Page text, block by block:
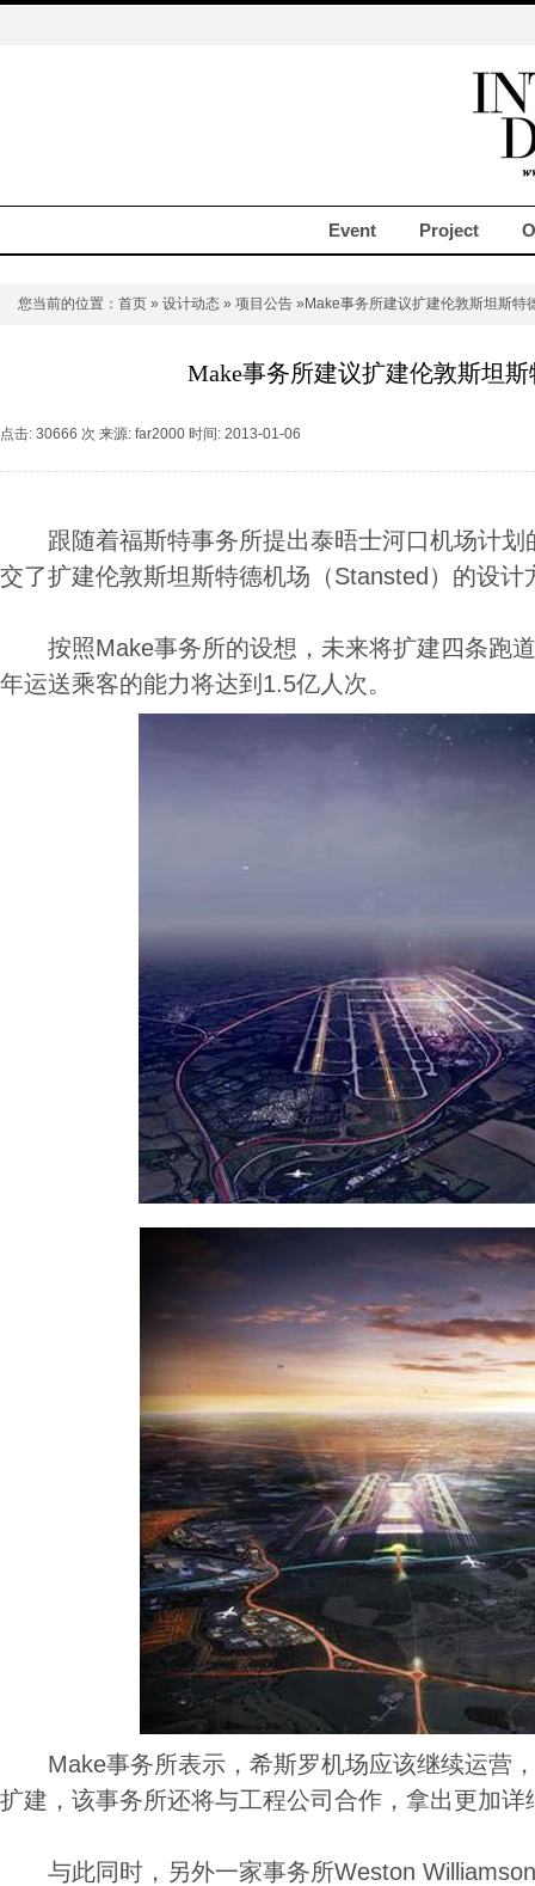
Event Project
您当前的位置： 首页 » 设计动态 » 项目公告 »Make事务所建议扩建伦敦斯坦斯特
Make事务所建议扩建伦敦斯坦
点击: 30666 次 来源: far2000 时间: 2013-01-06
跟随着福斯特事务所提出泰晤士河口机场计划
交了扩建伦敦斯坦斯特德机场（Stansted）的设计
按照Make事务所的设想，未来将扩建四条跑道
年运送乘客的能力将达到1.5亿人次。
Make事务所表示，希斯罗机场应该继续运营，
扩建，该事务所还将与工程公司合作，拿出更加详
与此同时，另外一家事务所Weston